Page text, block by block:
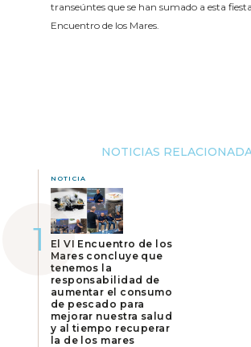
transeúntes que se han sumado a esta
Encuentro de los Mares.
NOTICIAS
NOTICIA
El VI Encuentro de los
Mares concluye que
tenemos la
responsabilidad de
aumentar el consumo
de pescado para
mejorar nuestra salud
y al tiempo recuperar
la de los mares